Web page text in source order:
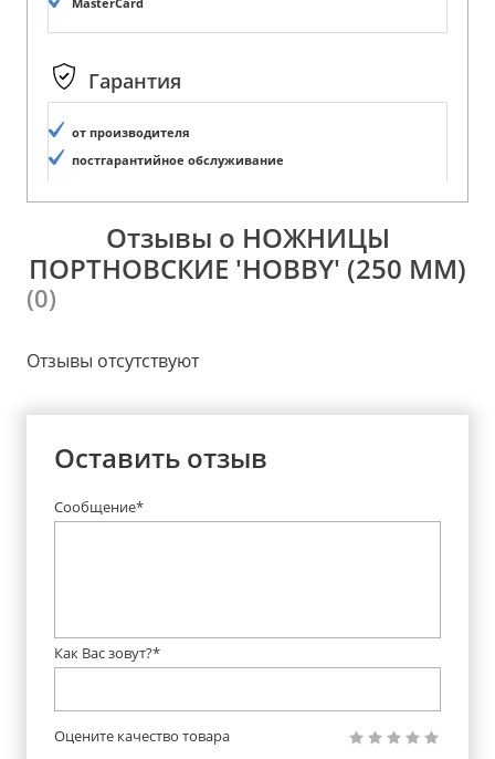
MasterCard
Гарантия
от производителя
постгарантийное обслуживание
Отзывы о НОЖНИЦЫ
ПОРТНОВСКИЕ 'HOBBY' (250 ММ)
(0)
Отзывы отсутствуют
Оставить отзыв
Сообщение*
Как Вас зовут?*
Оцените качество товара